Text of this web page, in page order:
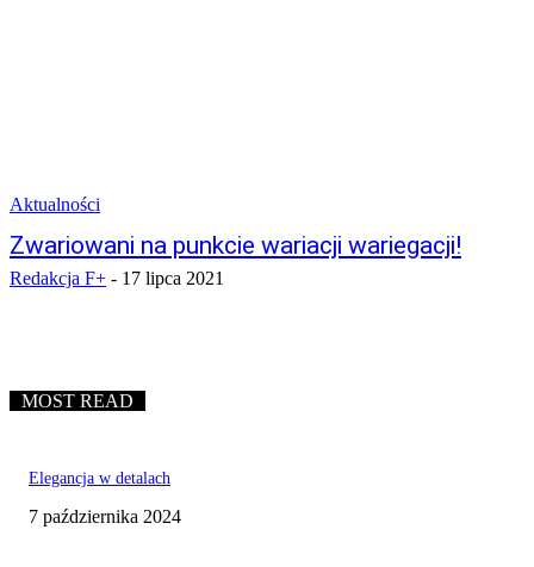
Aktualności
Zwariowani na punkcie wariacji wariegacji!
Redakcja F+ - 17 lipca 2021
MOST READ
Elegancja w detalach
7 października 2024